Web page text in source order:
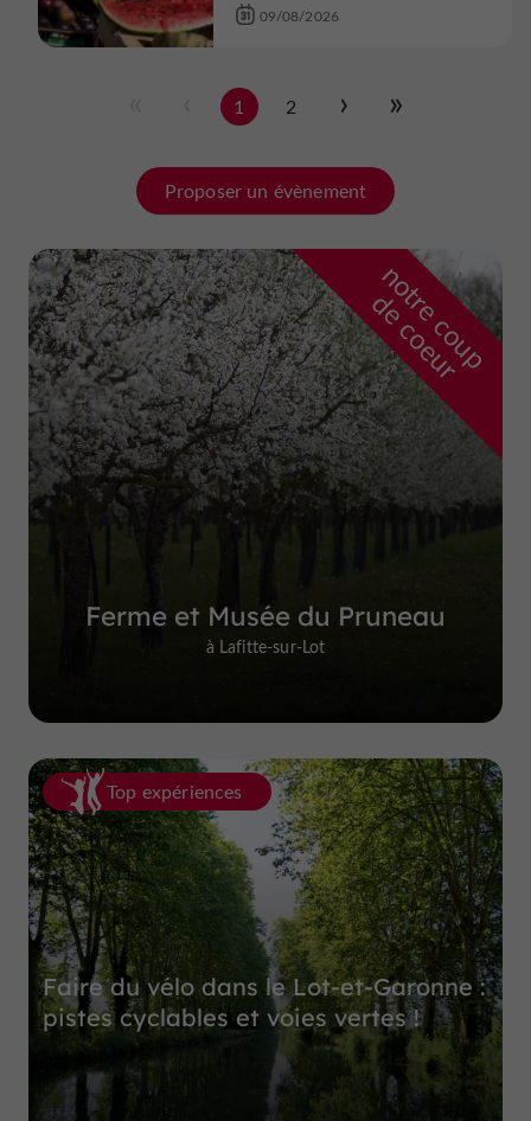
09/08/2026
1 2
Proposer un évènement
n
o
t
r
e
c
o
u
p
d
e
c
o
e
u
r
Ferme et Musée du Pruneau
à Lafitte-sur-Lot
Top expériences
Faire du vélo dans le Lot-et-Garonne :
pistes cyclables et voies vertes !